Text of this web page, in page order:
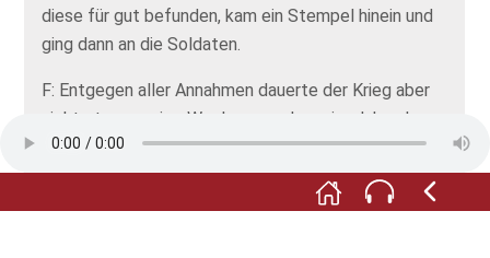
diese für gut befunden, kam ein Stempel hinein und
ging dann an die Soldaten.
F: Entgegen aller Annahmen dauerte der Krieg aber
nicht etwa wenige Wochen, sondern vier Jahre. In
dieser Zeit wurden in den Lazaretten in Ludwigsburg
rund 12 000 Kranke und Verwundete behandelt. Die
meisten Soldaten wurde aber nicht etwa durch das